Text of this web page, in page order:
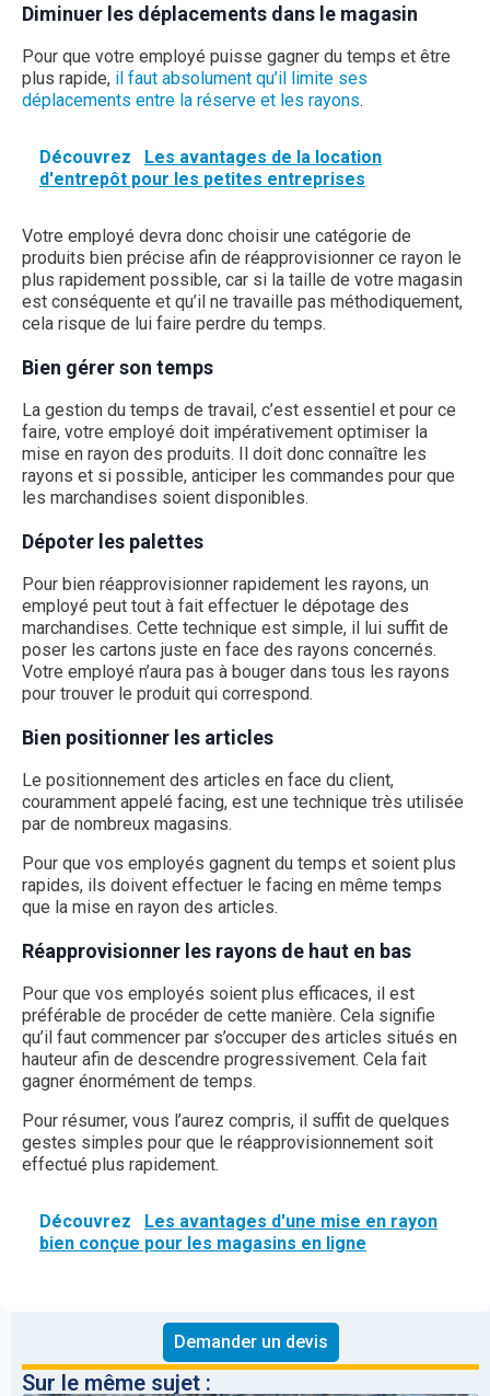
Diminuer les déplacements dans le magasin
Pour que votre employé puisse gagner du temps et être
plus rapide, il faut absolument qu’il limite ses
déplacements entre la réserve et les rayons.
Découvrez
Les avantages de la location
d'entrepôt pour les petites entreprises
Votre employé devra donc choisir une catégorie de
produits bien précise afin de réapprovisionner ce rayon le
plus rapidement possible, car si la taille de votre magasin
est conséquente et qu’il ne travaille pas méthodiquement,
cela risque de lui faire perdre du temps.
Bien gérer son temps
La gestion du temps de travail, c’est essentiel et pour ce
faire, votre employé doit impérativement optimiser la
mise en rayon des produits. Il doit donc connaître les
rayons et si possible, anticiper les commandes pour que
les marchandises soient disponibles.
Dépoter les palettes
Pour bien réapprovisionner rapidement les rayons, un
employé peut tout à fait effectuer le dépotage des
marchandises. Cette technique est simple, il lui suffit de
poser les cartons juste en face des rayons concernés.
Votre employé n’aura pas à bouger dans tous les rayons
pour trouver le produit qui correspond.
Bien positionner les articles
Le positionnement des articles en face du client,
couramment appelé facing, est une technique très utilisée
par de nombreux magasins.
Pour que vos employés gagnent du temps et soient plus
rapides, ils doivent effectuer le facing en même temps
que la mise en rayon des articles.
Réapprovisionner les rayons de haut en bas
Pour que vos employés soient plus efficaces, il est
préférable de procéder de cette manière. Cela signifie
qu’il faut commencer par s’occuper des articles situés en
hauteur afin de descendre progressivement. Cela fait
gagner énormément de temps.
Pour résumer, vous l’aurez compris, il suffit de quelques
gestes simples pour que le réapprovisionnement soit
effectué plus rapidement.
Découvrez
Les avantages d'une mise en rayon
bien conçue pour les magasins en ligne
Demander un devis
Sur le même sujet :